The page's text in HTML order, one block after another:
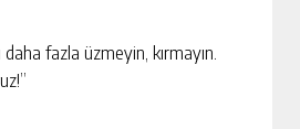
fazla üzmeyin, kırmayın.